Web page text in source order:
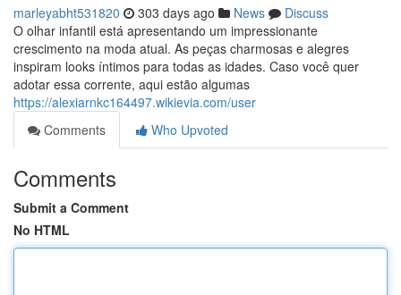
marleyabht531820 303 days ago News
Discuss
O olhar infantil está apresentando um impressionante
crescimento na moda atual. As peças charmosas e alegres
inspiram looks íntimos para todas as idades. Caso você quer
adotar essa corrente, aqui estão algumas
https://alexiarnkc164497.wikievia.com/user
Comments
Who Upvoted
Comments
Submit a Comment
No HTML